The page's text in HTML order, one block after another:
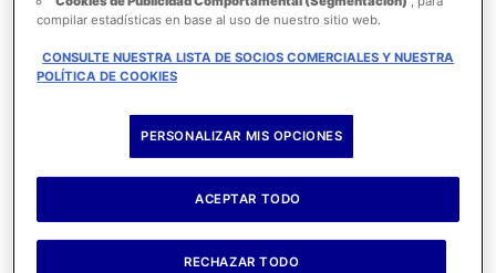
equipaje?
¿Robaron tu maleta en el aeropuerto? Sigue estos pasos
esenciales para reportar el robo, presentar tu reclamación
y proteger tus objetos de valor.
Tips para tu primer viaje solo
Viaja solo por primera vez con confianza siguiendo estos
compilar estadísticas en base al uso de nuestro sitio web.
CONSULTE NUESTRA LISTA DE SOCIOS COMERCIALES Y NUESTRA
POLÍTICA DE COOKIES
PERSONALIZAR MIS OPCIONES
RECHAZAR TODO
ACEPTAR TODO